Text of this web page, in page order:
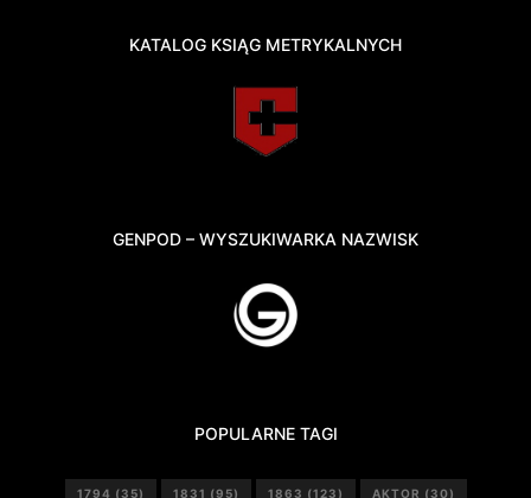
KATALOG KSIĄG METRYKALNYCH
GENPOD – WYSZUKIWARKA NAZWISK
POPULARNE TAGI
1794 (35) 1831 (95) 1863 (123) AKTOR (30)